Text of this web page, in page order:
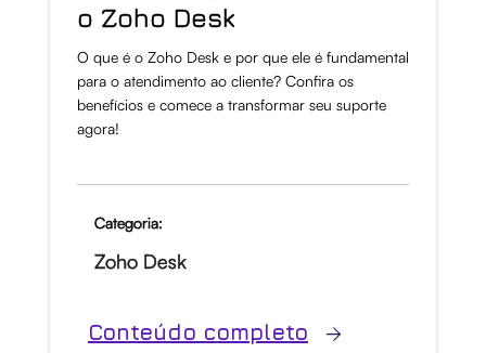
o Zoho Desk
O que é o Zoho Desk e por que ele é fundamental
para o atendimento ao cliente? Confira os
benefícios e comece a transformar seu suporte
agora!
Categoria:
Zoho Desk
Conteúdo completo